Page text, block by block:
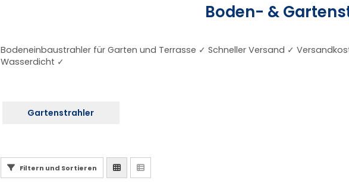
Boden- &
Bodeneinbaustrahler für Garten und Terrasse ✓ Schneller Versand ✓
Wasserdicht ✓
Gartenstrahler
Filtern und Sortieren